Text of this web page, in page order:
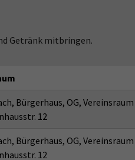
Getränk mitbringen.
Bürgerhaus, OG, Vereinsraum
12
Bürgerhaus, OG, Vereinsraum
12